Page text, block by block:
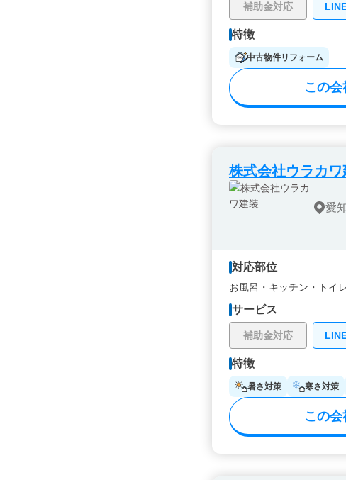
補助金対応
特徴
中古物件リフォーム
この
株式会社ウラカワ
愛
対応部位
お風呂・ キッチン・ トイ
サービス
補助金対応
特徴
暑さ対策 寒さ対策
この